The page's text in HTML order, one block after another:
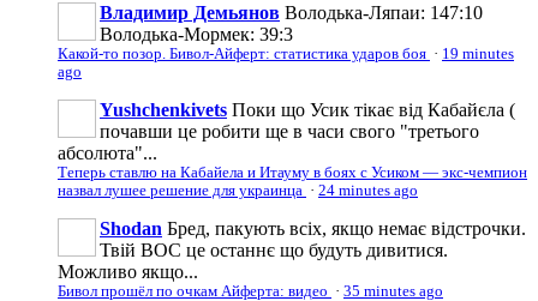
Владимир Демьянов Володька-Ляпаи: 147:10
Володька-Мормек: 39:3
Какой-то позор. Бивол-Айферт: статистика ударов боя · 19 minutes
ago
Yushchenkivets Поки що Усик тікає від Кабайєла (
почавши це робити ще в часи свого "третього
абсолюта"...
Теперь ставлю на Кабайела и Итауму в боях с Усиком — экс-чемпион
назвал лушее решение для украинца · 24 minutes ago
Shodan Бред, пакують всіх, якщо немає відстрочки.
Твій ВОС це останнє що будуть дивитися.
Можливо якщо...
Бивол прошёл по очкам Айферта: видео · 35 minutes ago